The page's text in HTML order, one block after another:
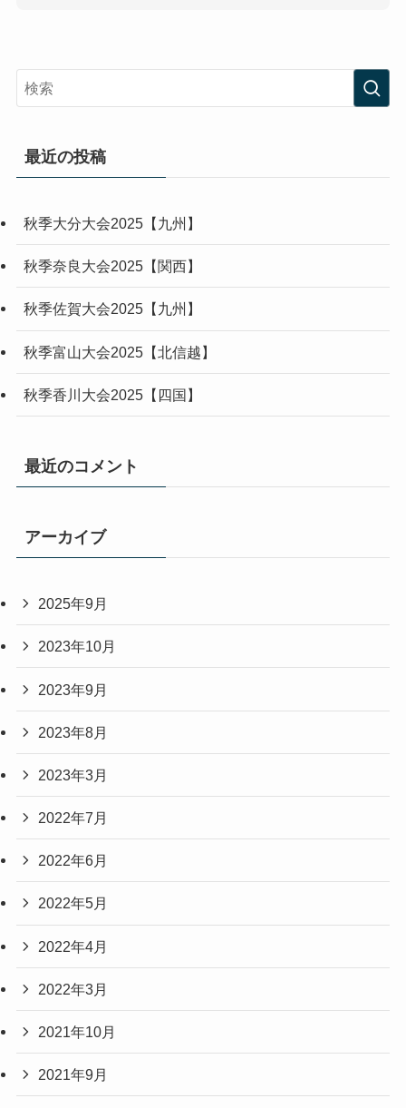
最近の投稿
秋季大分大会2025【九州】
秋季奈良大会2025【関西】
秋季佐賀大会2025【九州】
秋季富山大会2025【北信越】
秋季香川大会2025【四国】
最近のコメント
アーカイブ
2025年9月
2023年10月
2023年9月
2023年8月
2023年3月
2022年7月
2022年6月
2022年5月
2022年4月
2022年3月
2021年10月
2021年9月